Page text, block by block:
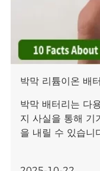
박막 리튬이온 배
박막 배터리는 다
지 사실을 통해 기
을 내릴 수 있습니